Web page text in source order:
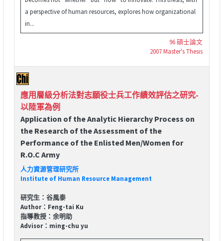
a perspective of human resources, explores how organizational
in...
96 碩士論文
2007 Master's Thesis
應用層級分析法對志願役士兵工作績效評估之研究-
以陸軍為例
Application of the Analytic Hierarchy Process on
the Research of the Assessment of the
Performance of the Enlisted Men/Women for
R.O.C Army
人力資源管理研究所
Institute of Human Resource Management
研究生：谷風泰
Author：Feng-tai Ku
指導教授：余明助
Advisor：ming-chu yu